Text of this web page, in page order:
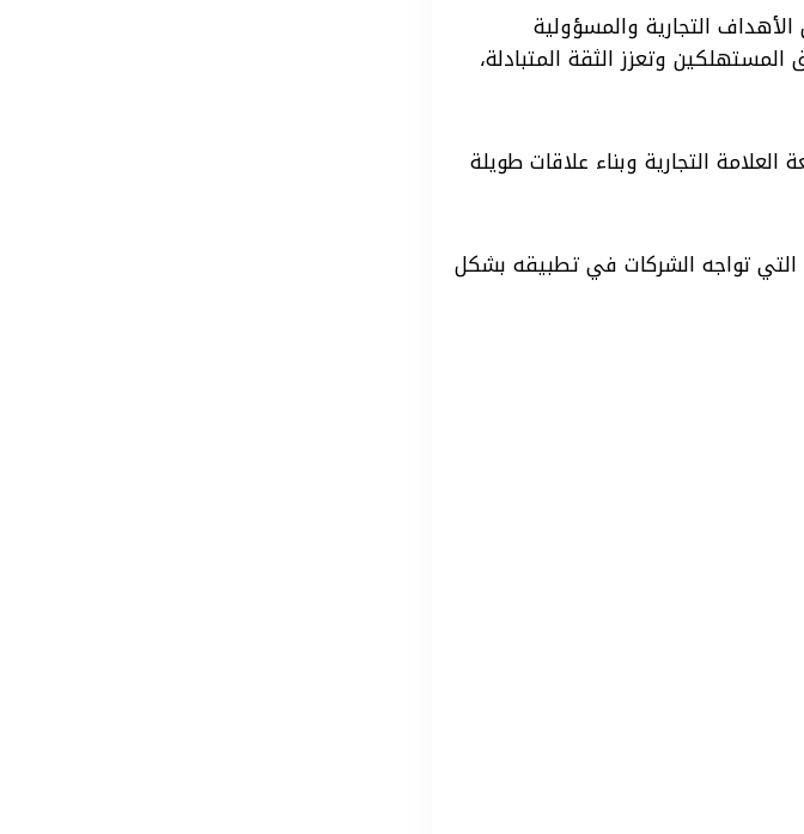
التجارية والمسؤولية
وتعزز الثقة المتبادلة،
التجارية وبناء علاقات طويلة
تواجه الشركات في تطبيقه بشكل